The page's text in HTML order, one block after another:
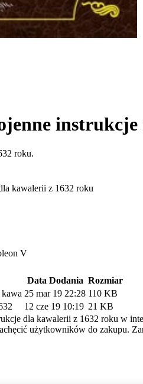
roku.
kawalerii z 1632 roku
V
Data Dodania Rozmiar
25 mar 19 22:28 110 KB
12 cze 19 10:19 21 KB
dla kawalerii z 1632 roku w
użytkowników do zakupu.